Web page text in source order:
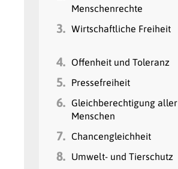
Menschenrechte
3. Wirtschaftliche Freiheit
4. Offenheit und Toleranz
5. Pressefreiheit
6.
Gleichberechtigung aller
Menschen
7. Chancengleichheit
8. Umwelt- und Tierschutz